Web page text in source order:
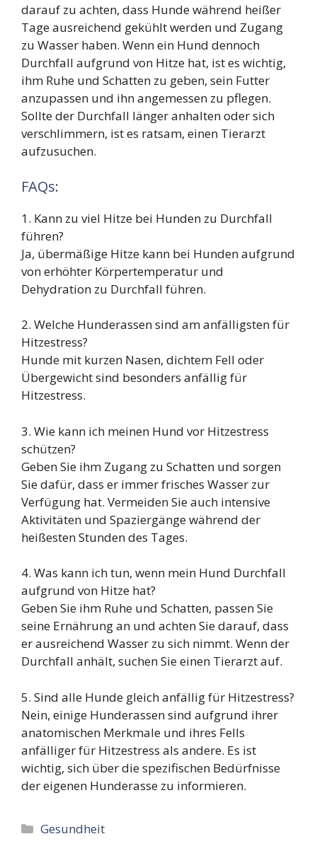
darauf zu achten, dass Hunde während heißer
Tage ausreichend gekühlt werden und Zugang
zu Wasser haben. Wenn ein Hund dennoch
Durchfall aufgrund von Hitze hat, ist es wichtig,
ihm Ruhe und Schatten zu geben, sein Futter
anzupassen und ihn angemessen zu pflegen.
Sollte der Durchfall länger anhalten oder sich
verschlimmern, ist es ratsam, einen Tierarzt
aufzusuchen.
FAQs:
1. Kann zu viel Hitze bei Hunden zu Durchfall
führen?
Ja, übermäßige Hitze kann bei Hunden aufgrund
von erhöhter Körpertemperatur und
Dehydration zu Durchfall führen.
2. Welche Hunderassen sind am anfälligsten für
Hitzestress?
Hunde mit kurzen Nasen, dichtem Fell oder
Übergewicht sind besonders anfällig für
Hitzestress.
3. Wie kann ich meinen Hund vor Hitzestress
schützen?
Geben Sie ihm Zugang zu Schatten und sorgen
Sie dafür, dass er immer frisches Wasser zur
Verfügung hat. Vermeiden Sie auch intensive
Aktivitäten und Spaziergänge während der
heißesten Stunden des Tages.
4. Was kann ich tun, wenn mein Hund Durchfall
aufgrund von Hitze hat?
Geben Sie ihm Ruhe und Schatten, passen Sie
seine Ernährung an und achten Sie darauf, dass
er ausreichend Wasser zu sich nimmt. Wenn der
Durchfall anhält, suchen Sie einen Tierarzt auf.
5. Sind alle Hunde gleich anfällig für Hitzestress?
Nein, einige Hunderassen sind aufgrund ihrer
anatomischen Merkmale und ihres Fells
anfälliger für Hitzestress als andere. Es ist
wichtig, sich über die spezifischen Bedürfnisse
der eigenen Hunderasse zu informieren.
Kategorien
Gesundheit